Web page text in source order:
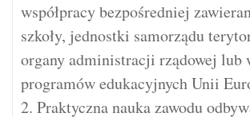
współpracy bezpośredniej
szkoły, jednostki samorządu
organy administracji rządowej lub
programów edukacyjnych Unii
2. Praktyczna nauka zawodu